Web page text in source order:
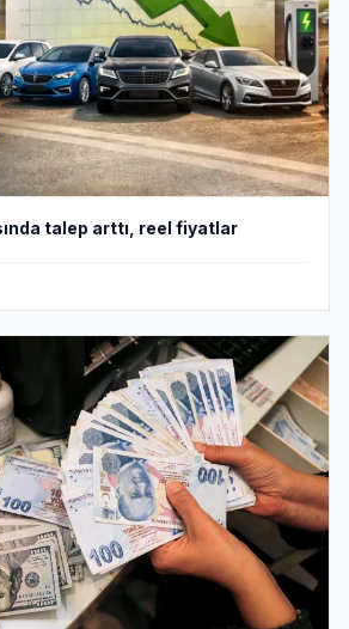
talep arttı, reel fiyatlar